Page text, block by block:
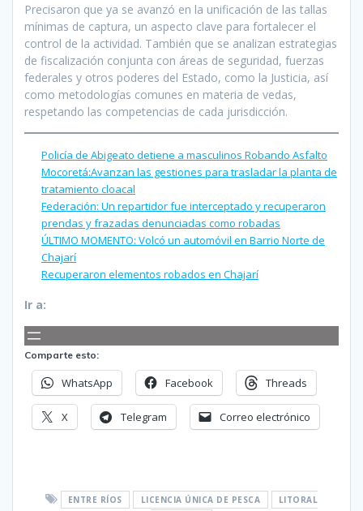
Precisaron que ya se avanzó en la unificación de las tallas
mínimas de captura, un aspecto clave para fortalecer el
control de la actividad. También que se analizan estrategias
de fiscalización conjunta con áreas de seguridad, fuerzas
federales y otros poderes del Estado, como la Justicia, así
como metodologías comunes en materia de vedas,
respetando las competencias de cada jurisdicción.
Policía de Abigeato detiene a masculinos Robando Asfalto
Mocoretá:Avanzan las gestiones para trasladar la planta de
tratamiento cloacal
Federación: Un repartidor fue interceptado y recuperaron
prendas y frazadas denunciadas como robadas
ÚLTIMO MOMENTO: Volcó un automóvil en Barrio Norte de
Chajarí
Recuperaron elementos robados en Chajarí
Ir a:
Comparte esto:
WhatsApp Facebook Threads
X Telegram Correo electrónico
ENTRE RÍOS LICENCIA ÚNICA DE PESCA
LITORAL